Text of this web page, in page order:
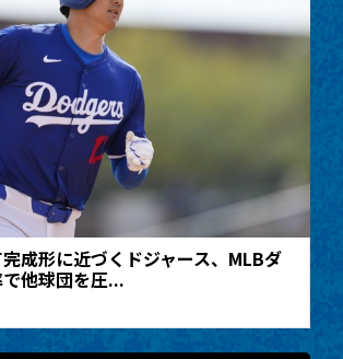
成形に近づくドジャース、MLBダ
他球団を圧...